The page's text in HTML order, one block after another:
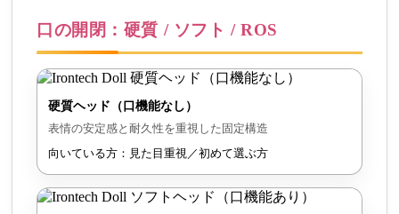
口の開閉：硬質 / ソフト / ROS
硬質ヘッド（口機能なし）
表情の安定感と耐久性を重視した固定構造
向いている方：見た目重視／初めて選ぶ方